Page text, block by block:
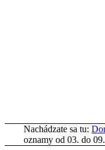
Nachádzate sa tu:
oznamy od 03. do